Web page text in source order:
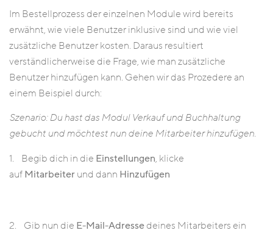
Im Bestellprozess der einzelnen Module wird bereits
erwähnt, wie viele Benutzer inklusive sind und wie viel
zusätzliche Benutzer kosten. Daraus resultiert
verständlicherweise die Frage, wie man zusätzliche
Benutzer hinzufügen kann. Gehen wir das Prozedere an
einem Beispiel durch:
Szenario: Du hast das Modul Verkauf und Buchhaltung
gebucht und möchtest nun deine Mitarbeiter hinzufügen.
1. Begib dich in die Einstellungen, klicke
aufMitarbeiterund dann Hinzufügen
2. Gib nun die E-Mail-Adressedeines Mitarbeiters ein